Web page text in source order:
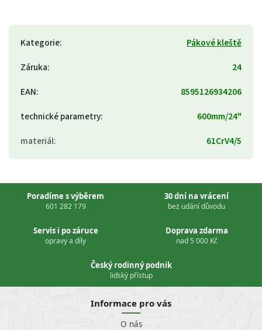
Kategorie:
Pákové kleště
Záruka:
24
EAN:
8595126934206
technické parametry:
600mm/24"
materiál: 61CrV4/5
Poradíme s výběrem
601 282 179
30 dní na vrácení
bez udání důvodu
Servis i po záruce
opravy a díly
Doprava zdarma
nad 5 000 Kč
Český rodinný podnik
lidský přístup
Informace pro vás
O nás